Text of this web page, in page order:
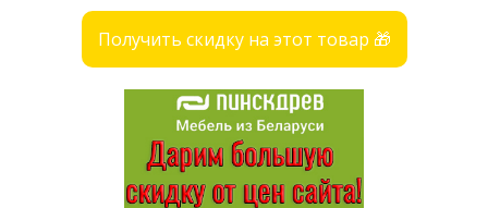
Получить скидку на этот товар 🎁